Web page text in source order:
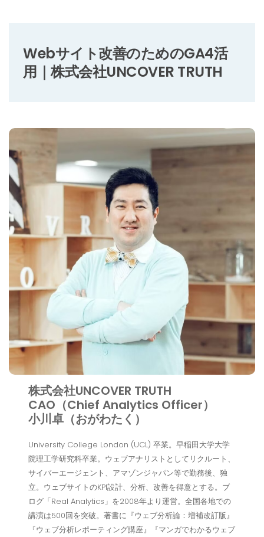
Webサイト改善のためのGA4活
用｜株式会社UNCOVER TRUTH
株式会社UNCOVER TRUTH
CAO（Chief Analytics Officer）
小川卓（おがわたく）
University College London (UCL) 卒業。早稲田大学大学
院理工学研究科卒業。ウェブアナリストとしてリクルート、
サイバーエージェント、アマゾンジャパン等で勤務後、独
立。ウェブサイトのKPI設計、分析、改善を得意とする。ブ
ログ「Real Analytics」を2008年より運営。全国各地での
講演は500回を突破。著書に『ウェブ分析論：増補改訂版』
『ウェブ分析レポーティング講座』『マンガでわかるウェブ